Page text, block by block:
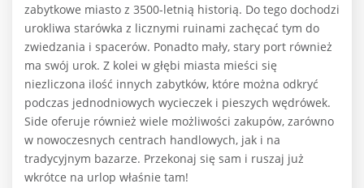
zabytkowe miasto z 3500-letnią historią. Do tego dochodzi
urokliwa starówka z licznymi ruinami zachęcać tym do
zwiedzania i spacerów. Ponadto mały, stary port również
ma swój urok. Z kolei w głębi miasta mieści się
niezliczona ilość innych zabytków, które można odkryć
podczas jednodniowych wycieczek i pieszych wędrówek.
Side oferuje również wiele możliwości zakupów, zarówno
w nowoczesnych centrach handlowych, jak i na
tradycyjnym bazarze. Przekonaj się sam i ruszaj już
wkrótce na urlop właśnie tam!